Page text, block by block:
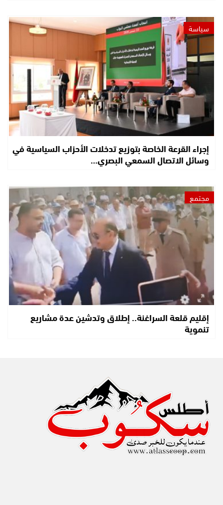
سياسة
إجراء القرعة الخاصة بتوزيع تدخلات الأحزاب السياسية في
وسائل الاتصال السمعي البصري…
مجتمع
إقليم قلعة السراغنة.. إطلاق وتدشين عدة مشاريع
تنموية